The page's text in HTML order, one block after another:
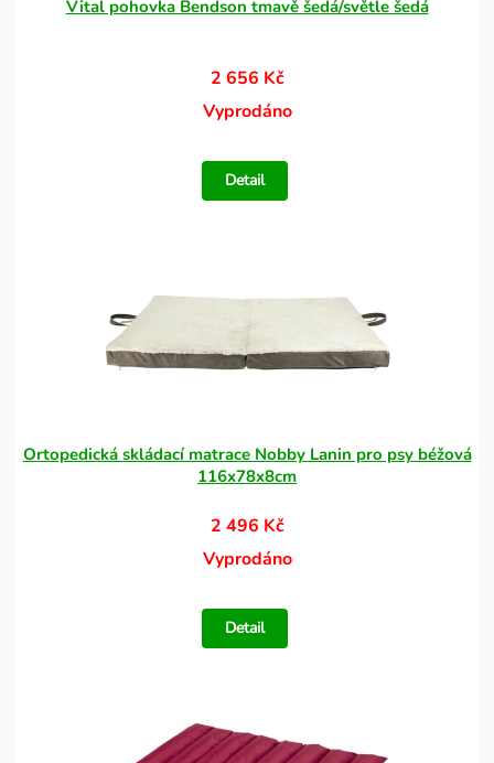
Vital pohovka Bendson tmavě šedá/světle šedá
2 656 Kč
Vyprodáno
Detail
Ortopedická skládací matrace Nobby Lanin pro psy béžová
116x78x8cm
2 496 Kč
Vyprodáno
Detail